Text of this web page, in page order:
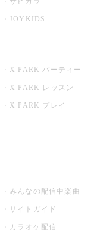
JOYKIDS
X PARK パーティー
X PARK レッスン
X PARK プレイ
みんなの配信中楽曲
サイトガイド
カラオケ配信